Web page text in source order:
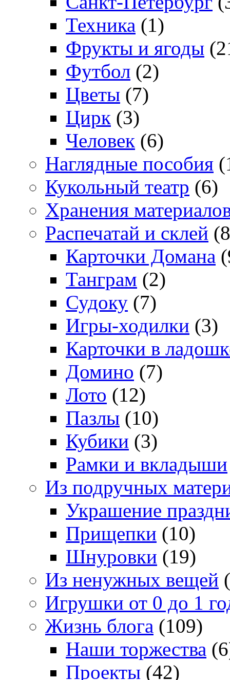
Техника (1)
Фрукты и ягоды
Футбол (2)
Цветы (7)
Цирк (3)
Человек (6)
Наглядные пособия
Кукольный театр (6)
Хранения
Распечатай и склей
Карточки Домана
Танграм (2)
Судоку (7)
Игры-ходилки (3)
Карточки в
Домино (7)
Лото (12)
Пазлы (10)
Кубики (3)
Рамки и вкладыши
Из подручных
Украшение
Прищепки (10)
Шнуровки (19)
Из ненужных вещей
Игрушки от 0 до 1
Жизнь блога (109)
Наши торжества
Проекты (42)